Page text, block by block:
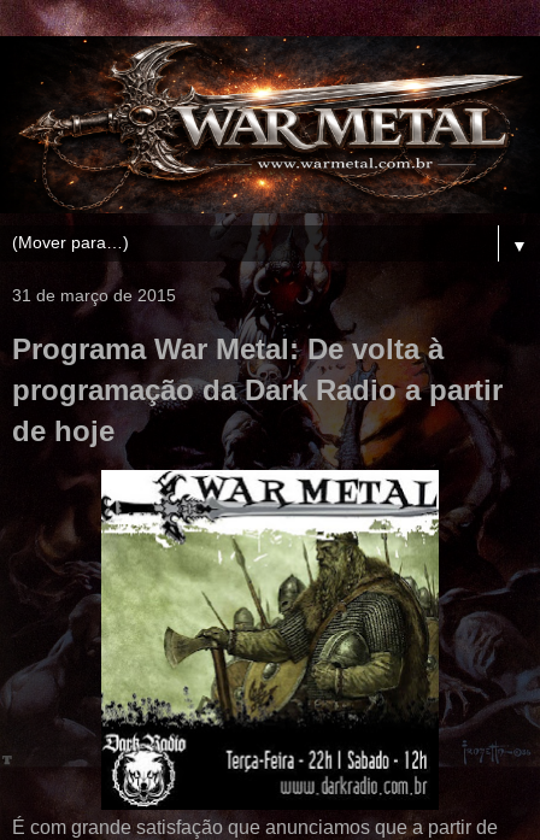
▼
31 de março de 2015
Programa War Metal: De volta à
programação da Dark Radio a partir
de hoje
É com grande satisfação que anunciamos que a partir de